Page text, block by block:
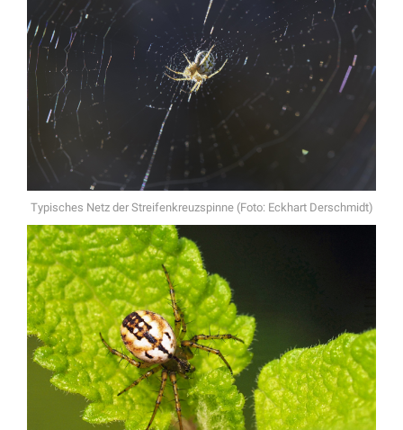
Typisches Netz der Streifenkreuzspinne (Foto: Eckhart Derschmidt)